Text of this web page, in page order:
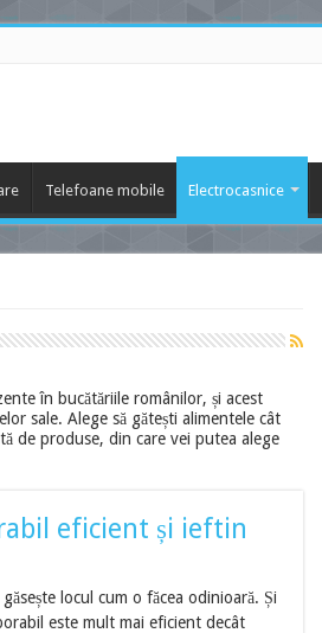
Telefoane mobile Electrocasnice
în bucătăriile românilor, și acest
sale. Alege să gătești alimentele cât
de produse, din care vei putea alege
eficient și ieftin
locul cum o făcea odinioară. Și
este mult mai eficient decât